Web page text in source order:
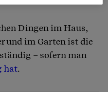
Dingen im Haus,
und im Garten ist die
– sofern man
hat.